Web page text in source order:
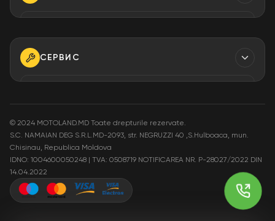
+373 79 923 304
+373 79 923 306
ЭЛ. АДРЕС
info@motoland.md
str. Pietrăriei 3A
СЕРВИС
+373 79 923 301
ЭЛ. АДРЕС
service@motoland.md
АДРЕС
Moldova or. Chisinau,
© 2024 MOTOLAND.MD Toate drepturile rezervate.
S.C. NAMAIAN DEG S.R.L.MD-2093, str. NEGRUZZI 40 ,S.Hulboaca, mun.
Chisinau, Republica Moldova
IDNO: 1004600050248 | TVA: 0508719 NOTIFICAREA NR. P-28027/2022 DIN
14.04.2022